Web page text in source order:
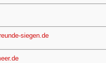
siegen.de